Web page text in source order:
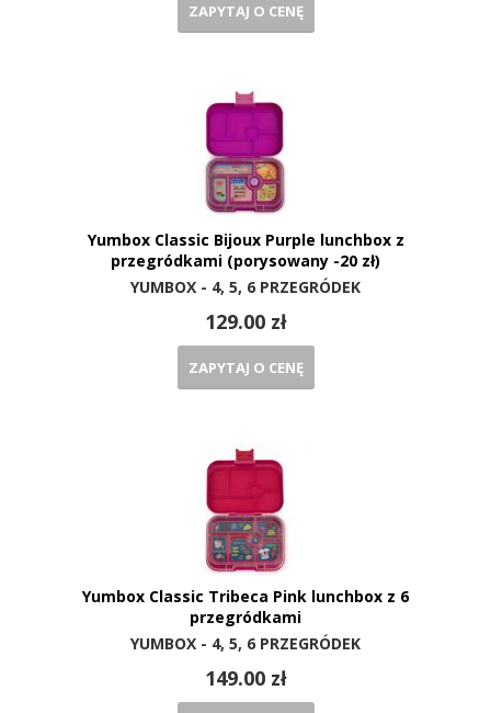
ZAPYTAJ O CENĘ
Yumbox Classic Bijoux Purple lunchbox z
przegródkami (porysowany -20 zł)
YUMBOX - 4, 5, 6 PRZEGRÓDEK
129.00 zł
ZAPYTAJ O CENĘ
Yumbox Classic Tribeca Pink lunchbox z 6
przegródkami
YUMBOX - 4, 5, 6 PRZEGRÓDEK
149.00 zł